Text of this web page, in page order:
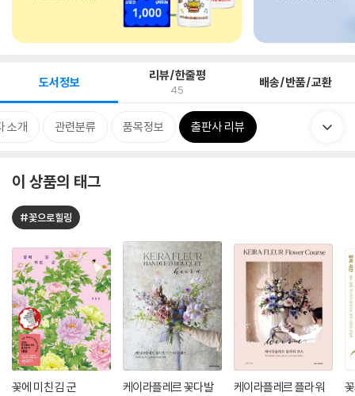
도서정보 리뷰/한줄평
45 배송/반품/교환
소개 관련분류 품목정보 출판사 리뷰
이 상품의 태그
#꽃으로힐링
꽃에 미친 김 군
케이라플레르 꽃다발
케이라플레르 플라워